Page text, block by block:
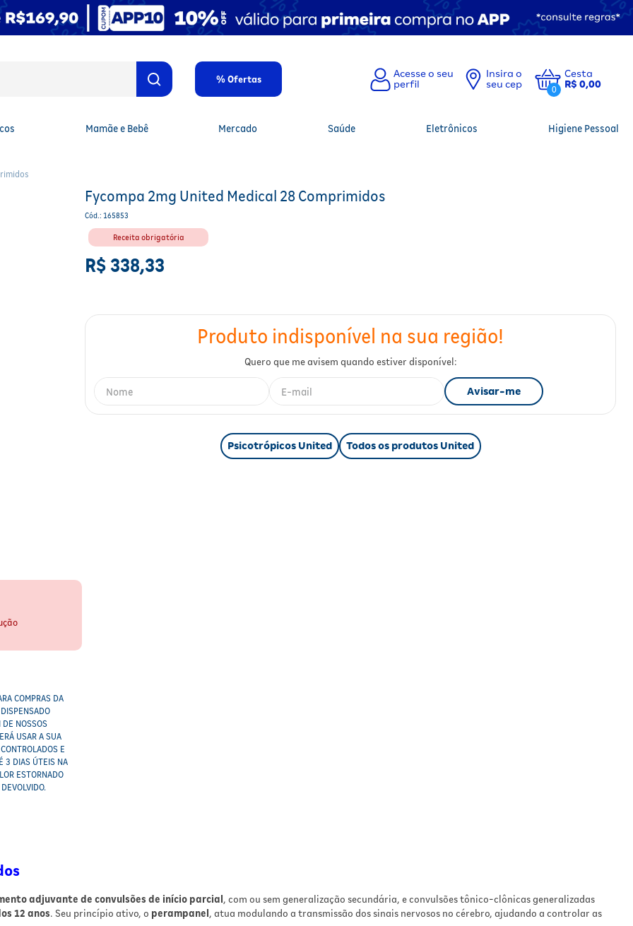
% Ofertas
Insira o
seu cep
0
Cesta
R$ 0,00
Mamãe e Bebê Mercado Saúde Eletrônicos Higiene Pessoal
COMPRAS DA
DE NOSSOS
USAR A SUA
E
3 DIAS ÚTEIS NA
ESTORNADO
Fycompa 2mg United Medical 28 Comprimidos
Cód.:165853
Receita obrigatória
R$ 338,33
Psicotrópicos United Todos os produtos United
adjuvante de convulsões de início parcial , com ou sem generalização secundária, e convulsões tônico-clônicas generalizadas
12 anos. Seu princípio ativo, o perampanel , atua modulando a transmissão dos sinais nervosos no cérebro, ajudando a controlar as